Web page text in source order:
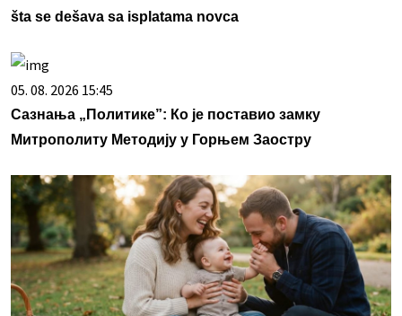
šta se dešava sa isplatama novca
05. 08. 2026 15:45
Сазнања „Политике”: Ко је поставио замку
Митрополиту Методију у Горњем Заостру